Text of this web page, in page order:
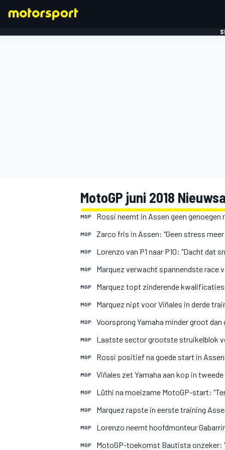
MotoGP juni 2018
MGP Rossi neemt in Assen geen genoegen
MGP Zarco fris in Assen: "Geen stress meer
MGP Lorenzo van P1 naar P10: "Dacht dat
MGP Marquez verwacht spannendste race
MGP Marquez topt zinderende
MGP Marquez nipt voor Viñales in derde
MGP Voorsprong Yamaha minder groot dan
MGP Laatste sector grootste struikelblok
MGP Rossi positief na goede start in Assen
MGP Viñales zet Yamaha aan kop in
MGP Lüthi na moeizame MotoGP-start:
MGP Marquez rapste in eerste training
MGP Lorenzo neemt hoofdmonteur
MGP MotoGP-toekomst Bautista onzeker: